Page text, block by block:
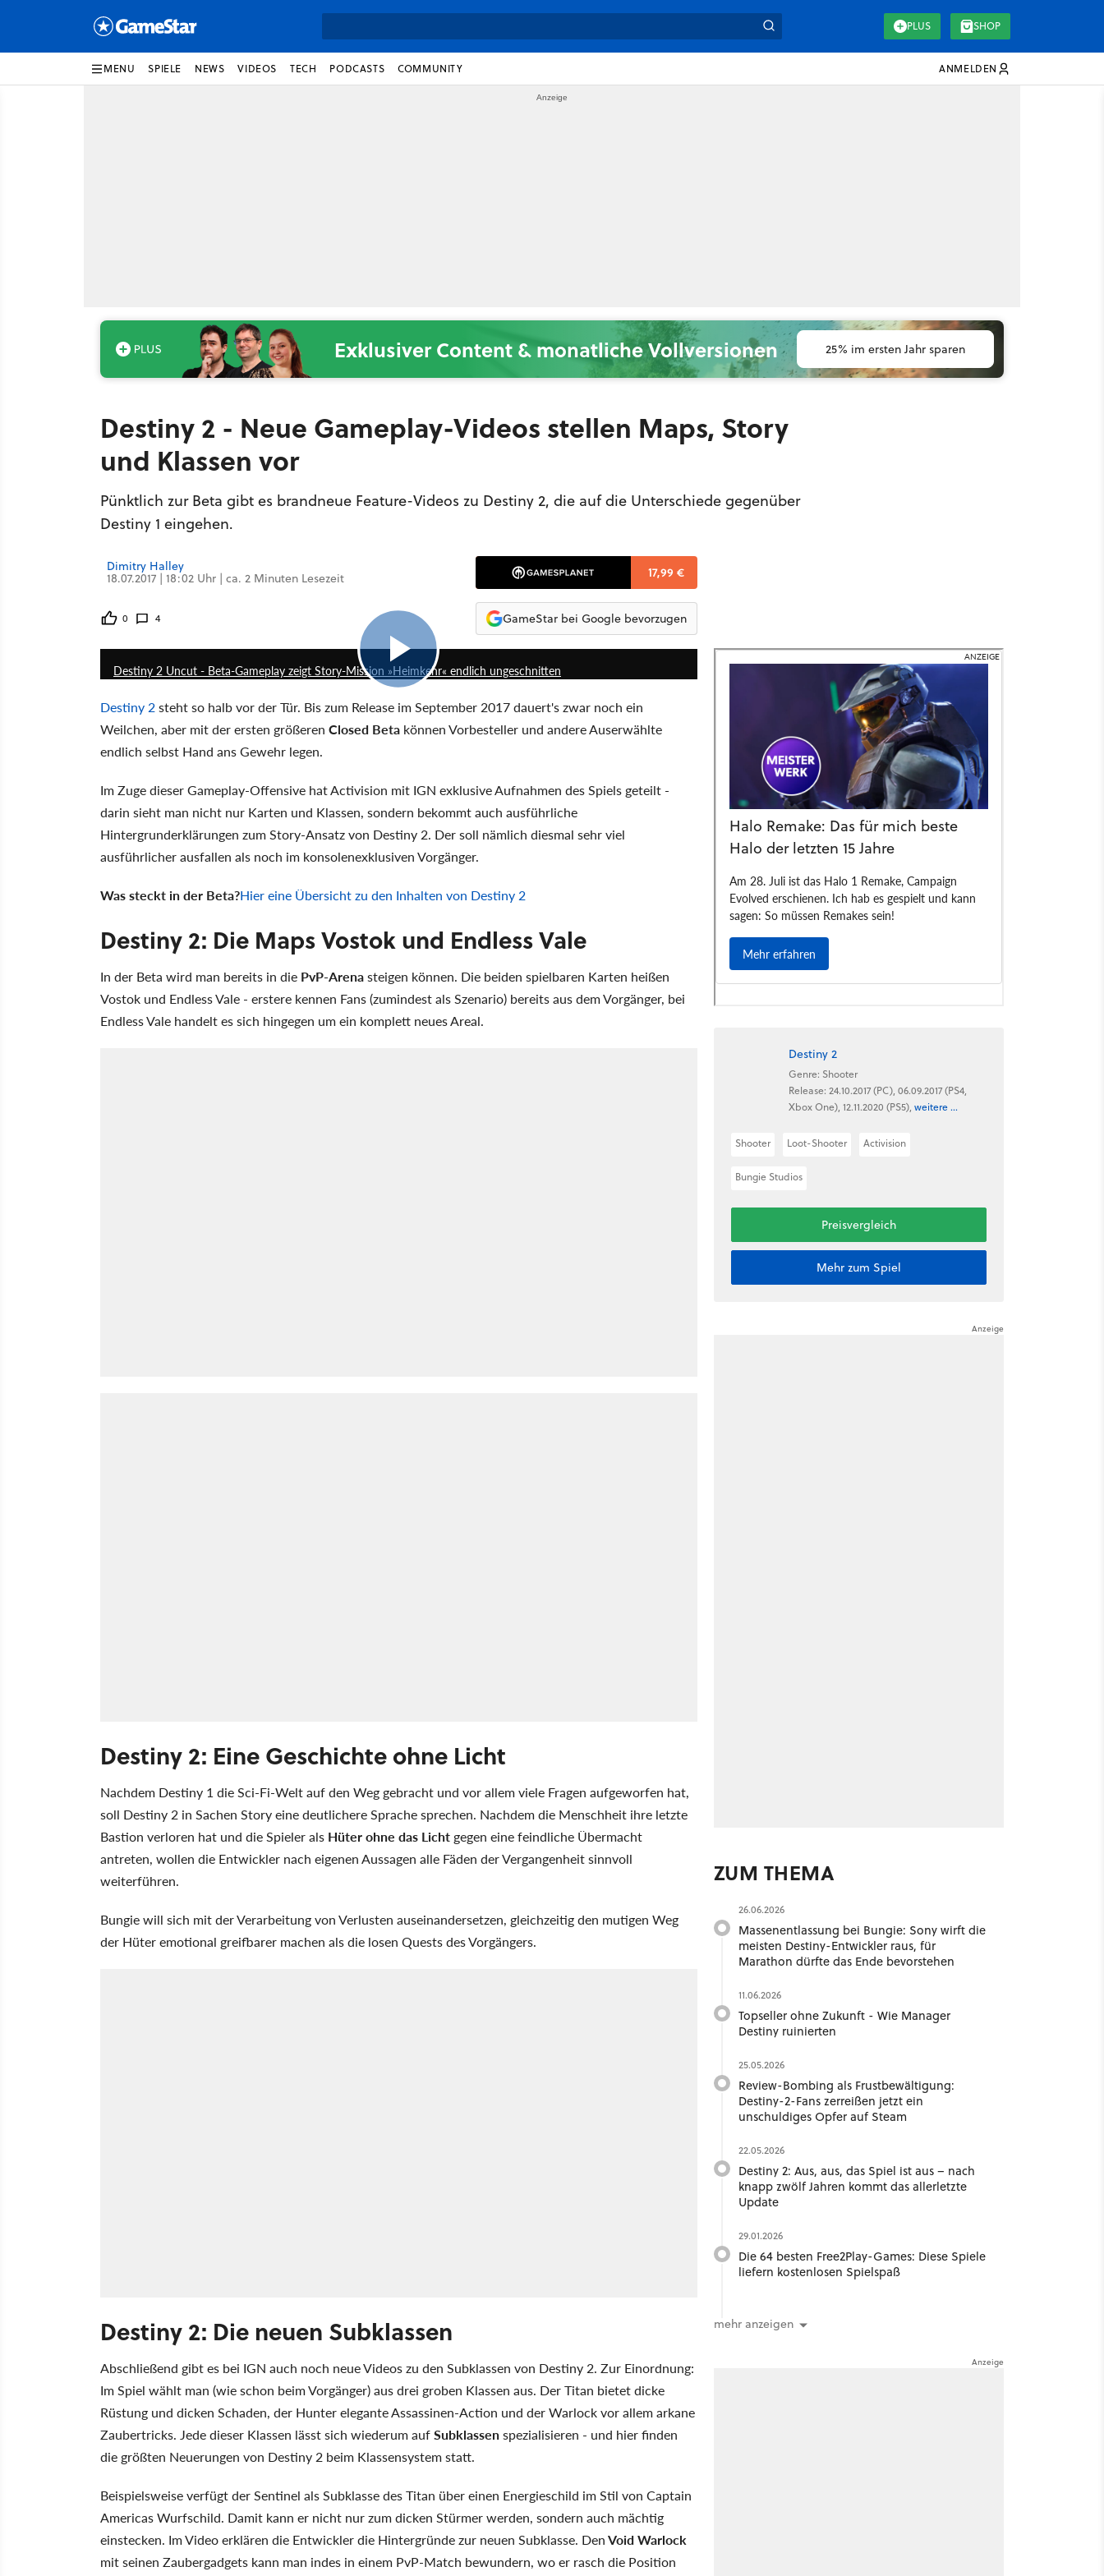
PLUS SHOP
MENU SPIELE NEWS VIDEOS TECH PODCASTS COMMUNITY ANMELDEN
Exklusiver Content & monatliche Vollversionen 25% im ersten Jahr sparen
Destiny 2 - Neue Gameplay-Videos stellen Maps, Story
und Klassen vor
Pünktlich zur Beta gibt es brandneue Feature-Videos zu Destiny 2, die auf die Unterschiede gegenüber
Destiny 1 eingehen.
Dimitry Halley
18.07.2017 | 18:02 Uhr | ca. 2 Minuten Lesezeit
0 4
17,99 €
GameStar bei Google bevorzugen
35:32
Destiny 2 Uncut - Beta-Gameplay zeigt Story-Mission »Heimkehr« endlich ungeschnitten
Destiny 2steht so halb vor der Tür. Bis zum Release im September 2017 dauert's zwar noch ein
Weilchen, aber mit der ersten größeren Closed Beta können Vorbesteller und andere Auserwählte
endlich selbst Hand ans Gewehr legen.
Im Zuge dieser Gameplay-Offensive hat Activision mit IGN exklusive Aufnahmen des Spiels geteilt -
darin sieht man nicht nur Karten und Klassen, sondern bekommt auch ausführliche
Hintergrunderklärungen zum Story-Ansatz von Destiny 2. Der soll nämlich diesmal sehr viel
ausführlicher ausfallen als noch im konsolenexklusiven Vorgänger.
Was steckt in der Beta?Hier eine Übersicht zu den Inhalten von Destiny 2
Destiny 2: Die Maps Vostok und Endless Vale
In der Beta wird man bereits in die PvP-Arenasteigen können. Die beiden spielbaren Karten heißen
Vostok und Endless Vale - erstere kennen Fans (zumindest als Szenario) bereits aus dem Vorgänger, bei
Endless Vale handelt es sich hingegen um ein komplett neues Areal.
Destiny 2: Eine Geschichte ohne Licht
Nachdem Destiny 1 die Sci-Fi-Welt auf den Weg gebracht und vor allem viele Fragen aufgeworfen hat,
soll Destiny 2 in Sachen Story eine deutlichere Sprache sprechen. Nachdem die Menschheit ihre letzte
Bastion verloren hat und die Spieler als Hüter ohne das Licht gegen eine feindliche Übermacht
antreten, wollen die Entwickler nach eigenen Aussagen alle Fäden der Vergangenheit sinnvoll
weiterführen.
Bungie will sich mit der Verarbeitung von Verlusten auseinandersetzen, gleichzeitig den mutigen Weg
der Hüter emotional greifbarer machen als die losen Quests des Vorgängers.
Destiny 2: Die neuen Subklassen
Abschließend gibt es bei IGN auch noch neue Videos zu den Subklassen von Destiny 2. Zur Einordnung:
Im Spiel wählt man (wie schon beim Vorgänger) aus drei groben Klassen aus. Der Titan bietet dicke
Rüstung und dicken Schaden, der Hunter elegante Assassinen-Action und der Warlock vor allem arkane
Zaubertricks. Jede dieser Klassen lässt sich wiederum aufSubklassenspezialisieren - und hier finden
die größten Neuerungen von Destiny 2 beim Klassensystem statt.
Beispielsweise verfügt der Sentinel als Subklasse des Titan über einen Energieschild im Stil von Captain
Americas Wurfschild. Damit kann er nicht nur zum dicken Stürmer werden, sondern auch mächtig
einstecken. Im Video erklären die Entwickler die Hintergründe zur neuen Subklasse. DenVoid Warlock
mit seinen Zaubergadgets kann man indes in einem PvP-Match bewundern, wo er rasch die Position
Destiny 2
Genre: Shooter
Release: 24.10.2017 (PC), 06.09.2017 (PS4,
Xbox One), 12.11.2020 (PS5), weitere ...
Shooter Loot-Shooter Activision
Bungie Studios
Preisvergleich
Mehr zum Spiel
ZUM THEMA
26.06.2026
Massenentlassung bei Bungie: Sony wirft die
meisten Destiny-Entwickler raus, für
Marathon dürfte das Ende bevorstehen
11.06.2026
Topseller ohne Zukunft - Wie Manager
Destiny ruinierten
25.05.2026
Review-Bombing als Frustbewältigung:
Destiny-2-Fans zerreißen jetzt ein
unschuldiges Opfer auf Steam
22.05.2026
Destiny 2: Aus, aus, das Spiel ist aus – nach
knapp zwölf Jahren kommt das allerletzte
Update
29.01.2026
Die 64 besten Free2Play-Games: Diese Spiele
liefern kostenlosen Spielspaß
mehr anzeigen